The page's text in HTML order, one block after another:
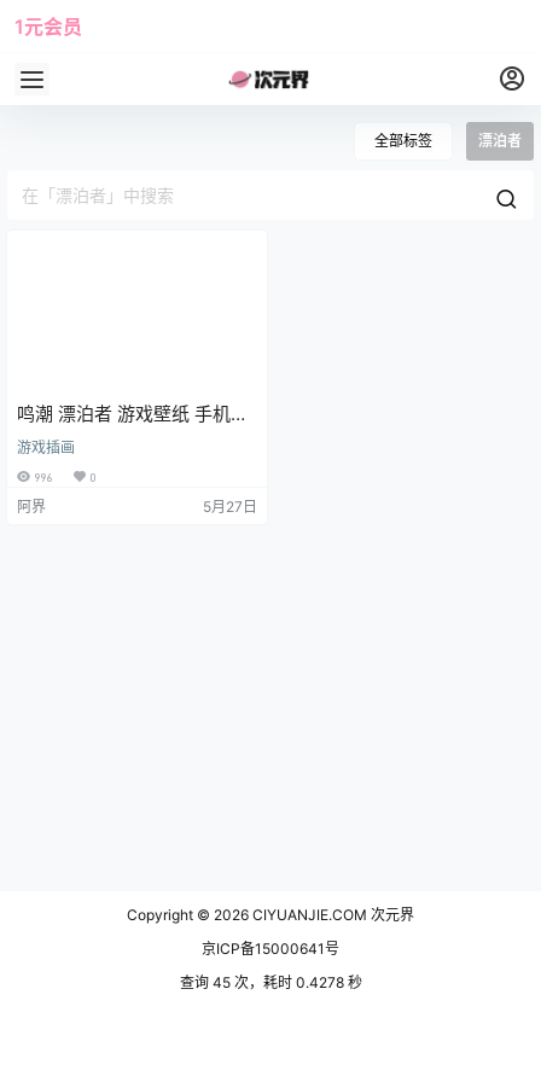
1元会员
全部标签 漂泊者
鸣潮 漂泊者 游戏壁纸 手机壁
纸 4K壁纸
游戏插画
996 0
阿界 5月27日
Copyright © 2026 CIYUANJIE.COM 次元界
京ICP备15000641号
查询 45 次，耗时 0.4278 秒